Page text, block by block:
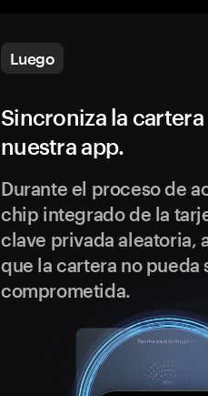
Luego
Sincroniza la
nuestra app.
Durante el proceso de
chip integrado de la
clave privada aleatoria,
que la cartera no pueda
comprometida.